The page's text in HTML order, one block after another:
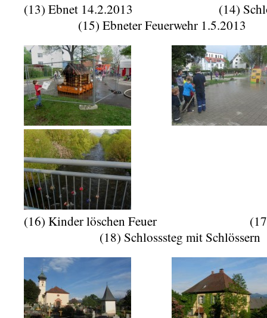
(13) Ebnet 14.2.2013 (14)
(15) Ebneter Feuerwehr 1.5.2013
(16) Kinder löschen Feuer (17)
(18) Schlosssteg mit Schlössern